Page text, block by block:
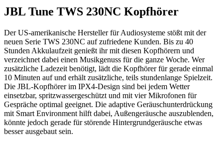
JBL Tune TWS 230NC Kopfhörer
Der US-amerikanische Hersteller für Audiosysteme stößt mit der
neuen Serie TWS 230NC auf zufriedene Kunden. Bis zu 40
Stunden Akkulaufzeit genießt ihr mit diesen Kopfhörern und
verzeichnet dabei einen Musikgenuss für die ganze Woche. Wer
zusätzliche Ladezeit benötigt, lädt die Kopfhörer für gerade einmal
10 Minuten auf und erhält zusätzliche, teils stundenlange Spielzeit.
Die JBL-Kopfhörer im IPX4-Design sind bei jedem Wetter
einsetzbar, spritzwassergeschützt und mit vier Mikrofonen für
Gespräche optimal geeignet. Die adaptive Geräuschunterdrückung
mit Smart Environment hilft dabei, Außengeräusche auszublenden,
könnte jedoch gerade für störende Hintergrundgeräusche etwas
besser ausgebaut sein.